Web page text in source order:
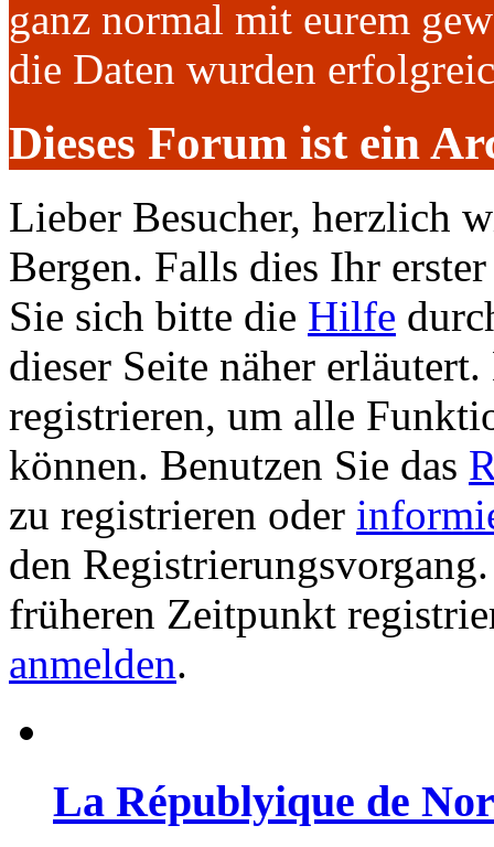
ganz normal mit eurem
die Daten wurden
Dieses Forum ist ein
Lieber Besucher, herzlich
Bergen. Falls dies Ihr
Sie sich bitte die Hilfe
dieser Seite näher
registrieren, um alle
können. Benutzen Sie das
zu registrieren oder
den
früheren Zeitpunkt
anmelden.
La Républyique de